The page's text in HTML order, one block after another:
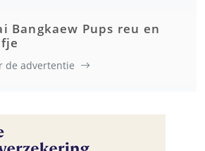
Bangkaew Pups reu en
de advertentie